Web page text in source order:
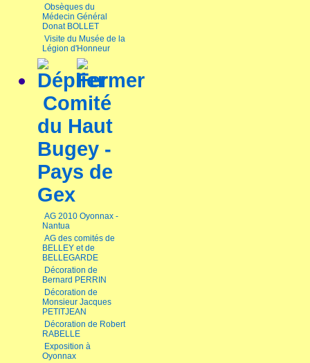
Obsèques du
Médecin Général
Donat BOLLET
Visite du Musée de la
Légion d'Honneur
Comité
du Haut
Bugey -
Pays de
Gex
AG 2010 Oyonnax -
Nantua
AG des comités de
BELLEY et de
BELLEGARDE
Décoration de
Bernard PERRIN
Décoration de
Monsieur Jacques
PETITJEAN
Décoration de Robert
RABELLE
Exposition à
Oyonnax